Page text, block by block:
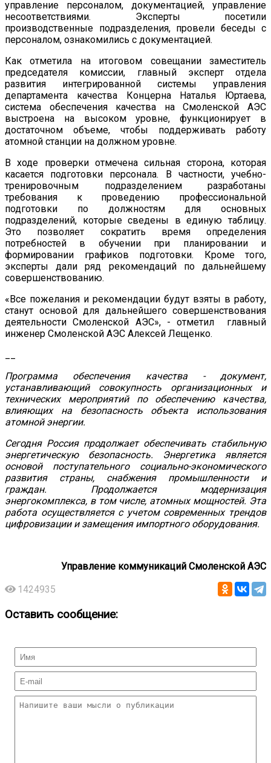
управление персоналом, документацией, управление
несоответствиями. Эксперты посетили
производственные подразделения, провели беседы с
персоналом, ознакомились с документацией.
Как отметила на итоговом совещании заместитель
председателя комиссии, главный эксперт отдела
развития интегрированной системы управления
департамента качества Концерна Наталья Юртаева,
система обеспечения качества на Смоленской АЭС
выстроена на высоком уровне, функционирует в
достаточном объеме, чтобы поддерживать работу
атомной станции на должном уровне.
В ходе проверки отмечена сильная сторона, которая
касается подготовки персонала. В частности, учебно-
тренировочным подразделением разработаны
требования к проведению профессиональной
подготовки по должностям для основных
подразделений, которые сведены в единую таблицу.
Это позволяет сократить время определения
потребностей в обучении при планировании и
формировании графиков подготовки. Кроме того,
эксперты дали ряд рекомендаций по дальнейшему
совершенствованию.
«Все пожелания и рекомендации будут взяты в работу,
станут основой для дальнейшего совершенствования
деятельности Смоленской АЭС», - отметил главный
инженер Смоленской АЭС Алексей Лещенко.
Программа обеспечения качества - документ,
устанавливающий совокупность организационных и
технических мероприятий по обеспечению качества,
влияющих на безопасность объекта использования
атомной энергии.
Сегодня Россия продолжает обеспечивать стабильную
энергетическую безопасность. Энергетика является
основой поступательного социально-экономического
развития страны, снабжения промышленности и
граждан. Продолжается модернизация
энергокомплекса, в том числе, атомных мощностей. Эта
работа осуществляется с учетом современных трендов
цифровизации и замещения импортного оборудования.
Управление коммуникаций Смоленской АЭС
1424935
Оставить сообщение: